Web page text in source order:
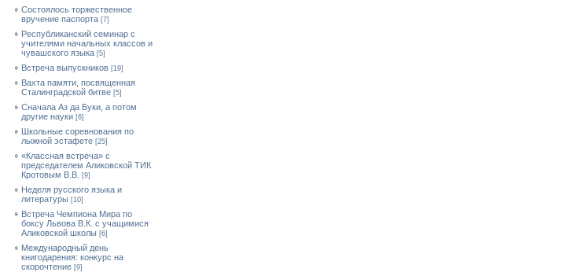
Состоялось торжественное
вручение паспорта [7]
Республиканский семинар с
учителями начальных классов и
чувашского языка [5]
Встреча выпускников [19]
Вахта памяти, посвященная
Сталинградской битве [5]
Сначала Аз да Буки, а потом
другие науки [6]
Школьные соревнования по
лыжной эстафете [25]
«Классная встреча» с
председателем Аликовской ТИК
Кротовым В.В.
[9]
Неделя русского языка и
литературы [10]
Встреча Чемпиона Мира по
боксу Львова В.К. с учащимися
Аликовской школы [6]
Международный день
книгодарения: конкурс на
скорочтение [9]